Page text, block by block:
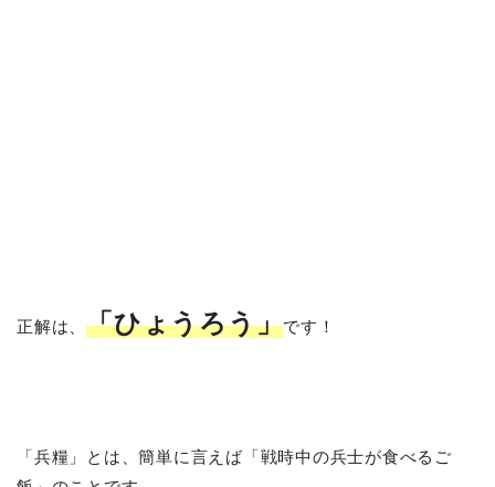
正解は、「ひょうろう」です！
「兵糧」とは、簡単に言えば「戦時中の兵士が食べるご